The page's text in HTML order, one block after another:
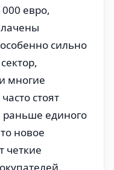
евро,
сильно
многие
стоят
раньше единого
новое
четкие